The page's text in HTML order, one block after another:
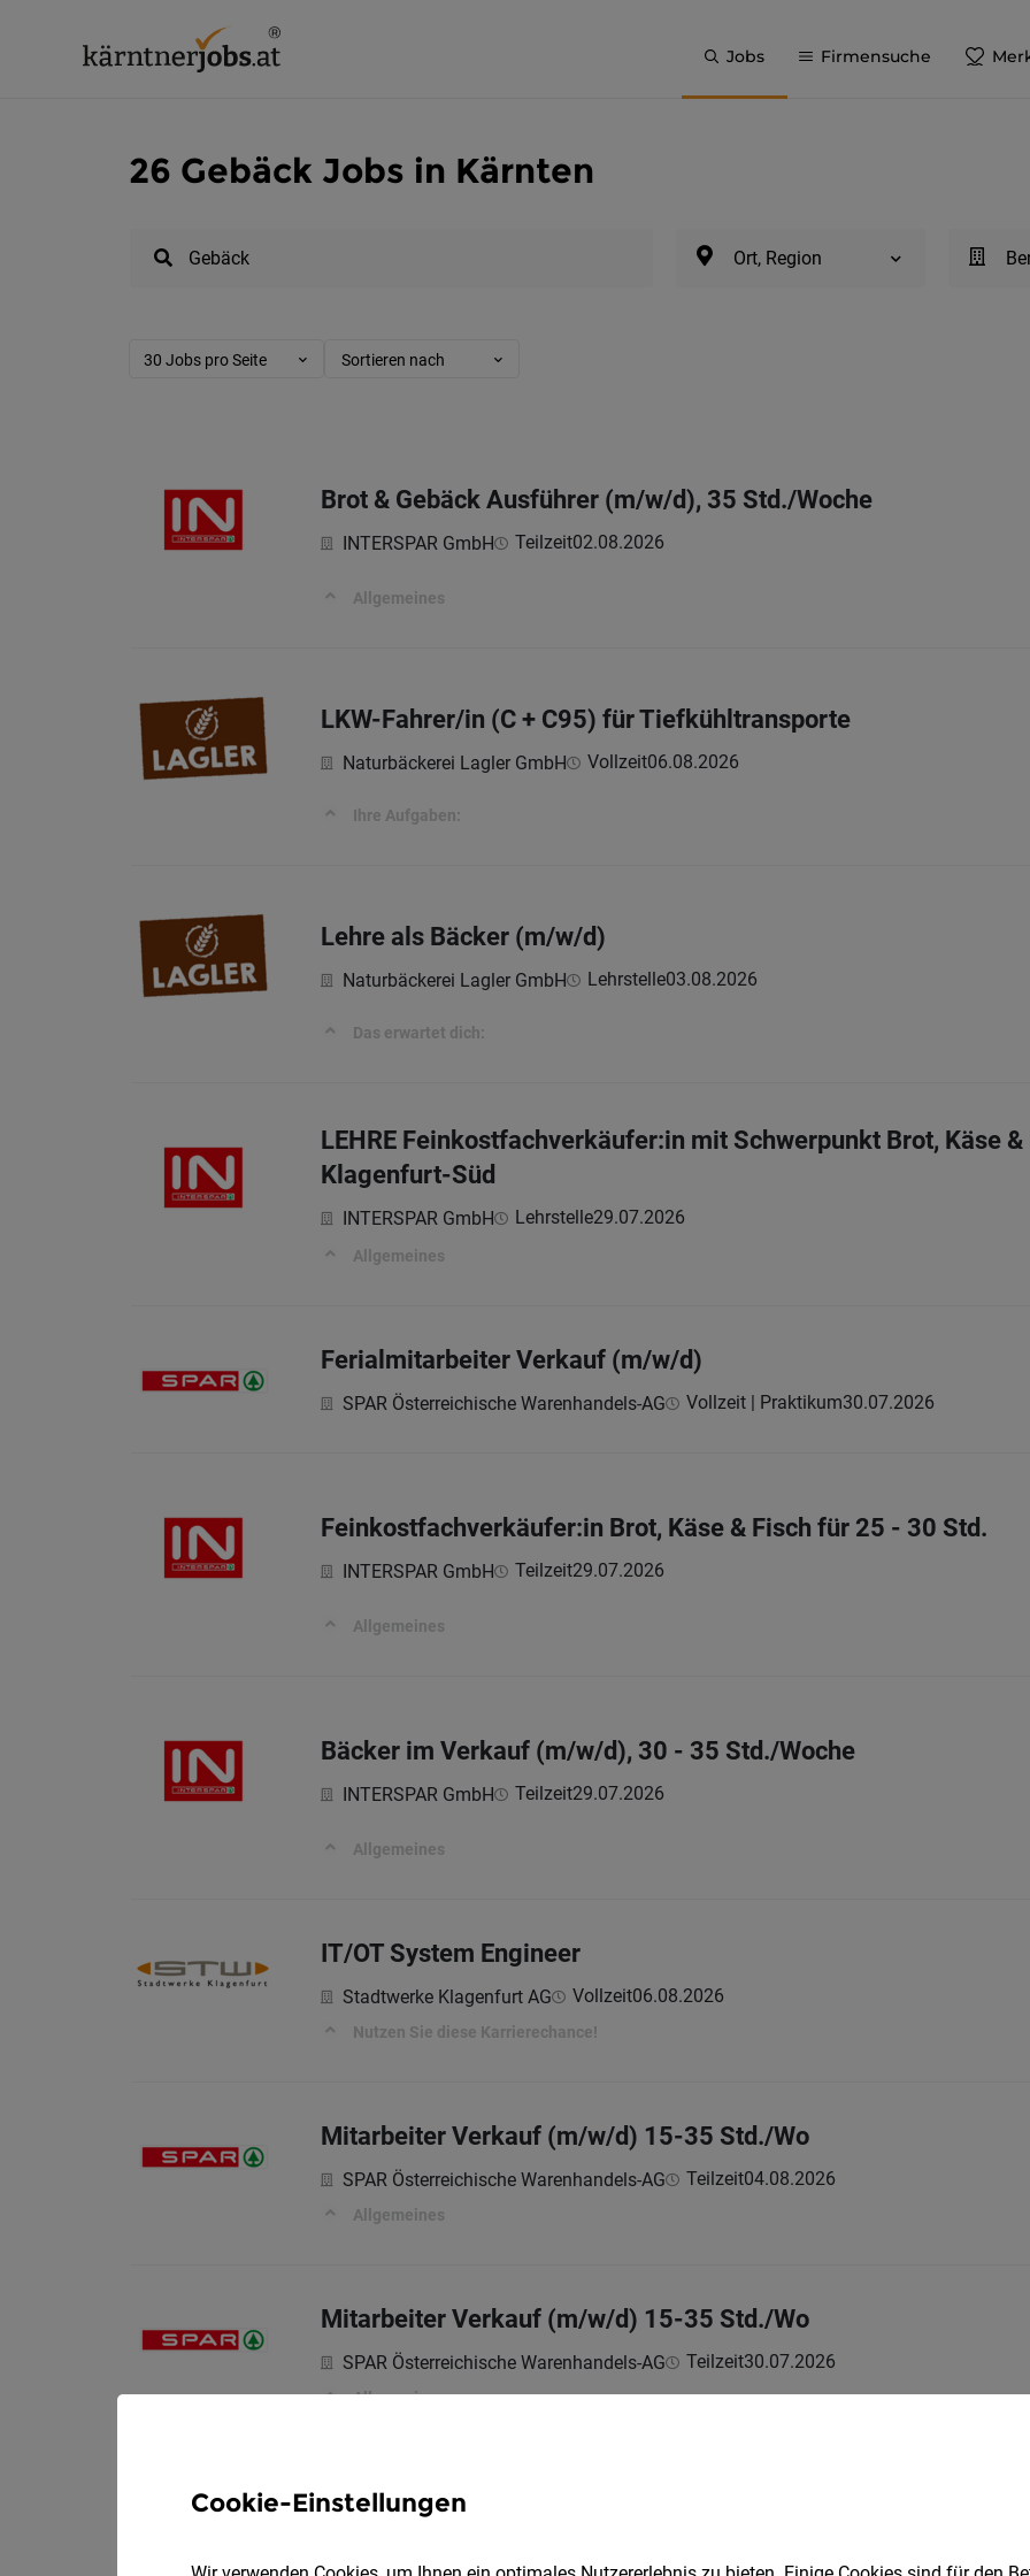
Jobs Firmensuche
26 Gebäck Jobs in Kärnten
Ort, Region
30 Jobs pro Seite Sortieren nach
Brot & Gebäck Ausführer (m/w/d), 35 Std./Woche
INTERSPAR GmbH Teilzeit02.08.2026
Allgemeines
LKW-Fahrer/in (C + C95) für Tiefkühltransporte
Naturbäckerei Lagler GmbH Vollzeit06.08.2026
Ihre Aufgaben:
Lehre als Bäcker (m/w/d)
Naturbäckerei Lagler GmbH Lehrstelle03.08.2026
Das erwartet dich:
LEHRE Feinkostfachverkäufer:in mit Schwerpunkt Brot, Käse
Klagenfurt-Süd
INTERSPAR GmbH Lehrstelle29.07.2026
Allgemeines
Ferialmitarbeiter Verkauf (m/w/d)
SPAR Österreichische Warenhandels-AG Vollzeit | Praktikum30.07.2026
Feinkostfachverkäufer:in Brot, Käse & Fisch für 25 - 30 Std.
INTERSPAR GmbH Teilzeit29.07.2026
Allgemeines
Bäcker im Verkauf (m/w/d), 30 - 35 Std./Woche
INTERSPAR GmbH Teilzeit29.07.2026
Allgemeines
IT/OT System Engineer
Stadtwerke Klagenfurt AG Vollzeit06.08.2026
Nutzen Sie diese Karrierechance!
Mitarbeiter Verkauf (m/w/d) 15-35 Std./Wo
SPAR Österreichische Warenhandels-AG Teilzeit04.08.2026
Allgemeines
Mitarbeiter Verkauf (m/w/d) 15-35 Std./Wo
SPAR Österreichische Warenhandels-AG Teilzeit30.07.2026
Allgemeines
Mitarbeiter Verkauf (m/w/d) 15-35 Std./Wo
Cookie-Einstellungen